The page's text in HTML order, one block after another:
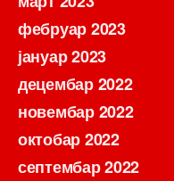
фебруар 2023
јануар 2023
децембар 2022
новембар 2022
октобар 2022
септембар 2022